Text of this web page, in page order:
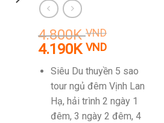
4.800KVND
Giá
gốc
là:
4.800K VND.
4.190KVNDGiá
hiện
tại
là:
4.190K
Siêu Du thuyền 5 sao
tour ngủ đêm Vịnh Lan
Hạ, hải trình 2 ngày 1
đêm, 3 ngày 2 đêm, 4